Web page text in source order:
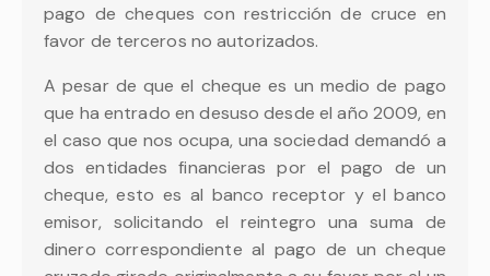
pago de cheques con restricción de cruce en
favor de terceros no autorizados.
A pesar de que el cheque es un medio de pago
que ha entrado en desuso desde el año 2009, en
el caso que nos ocupa, una sociedad demandó a
dos entidades financieras por el pago de un
cheque, esto es al banco receptor y el banco
emisor, solicitando el reintegro una suma de
dinero correspondiente al pago de un cheque